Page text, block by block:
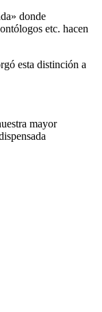
donde
etc. hacen
esta distinción a
mayor